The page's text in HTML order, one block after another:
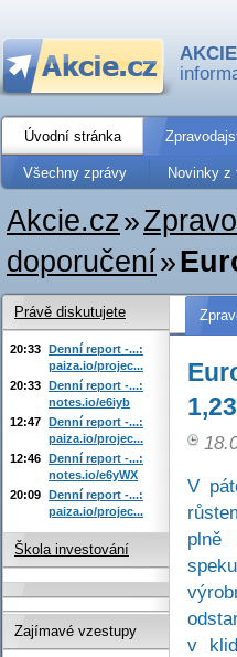
Úvodní stránka
Všechny zprávy Novinky z
Akcie.cz»
doporučení»
V
plně
v
Právě diskutujete
20:33 Denní report -...:
paiza.io/projec...
20:33 Denní report -...:
notes.io/e6iyb
12:47 Denní report -...:
paiza.io/projec...
12:46 Denní report -...:
notes.io/e6yWX
20:09 Denní report -...:
paiza.io/projec...
Škola investování
Zajímavé vzestupy